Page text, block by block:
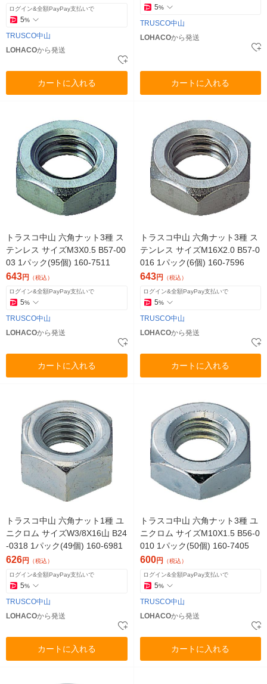
ログイン&全額PayPay支払いで
5%
TRUSCO中山
LOHACOから発送
カートに入れる
5%
TRUSCO中山
LOHACOから発送
カートに入れる
トラスコ中山 六角ナット3種 ス
テンレス サイズM3X0.5 B57-00
03 1パック(95個) 160-7511
643円 （税込）
ログイン&全額PayPay支払いで
5%
TRUSCO中山
LOHACOから発送
カートに入れる
トラスコ中山 六角ナット3種 ス
テンレス サイズM16X2.0 B57-0
016 1パック(6個) 160-7596
643円 （税込）
ログイン&全額PayPay支払いで
5%
TRUSCO中山
LOHACOから発送
カートに入れる
トラスコ中山 六角ナット1種 ユ
ニクロム サイズW3/8X16山 B24
-0318 1パック(49個) 160-6981
626円 （税込）
ログイン&全額PayPay支払いで
5%
TRUSCO中山
LOHACOから発送
カートに入れる
トラスコ中山 六角ナット3種 ユ
ニクロム サイズM10X1.5 B56-0
010 1パック(50個) 160-7405
600円 （税込）
ログイン&全額PayPay支払いで
5%
TRUSCO中山
LOHACOから発送
カートに入れる